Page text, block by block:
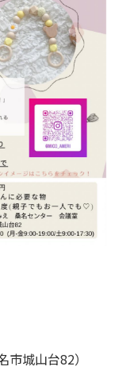
城山台82）